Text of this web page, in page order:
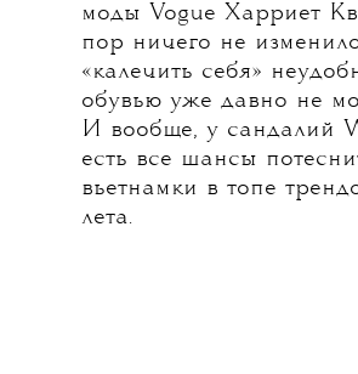
моды Vogue Харриет
пор ничего не
«калечить себя»
обувью уже давно не
И вообще, у сандалий
есть все шансы
вьетнамки в топе
лета.